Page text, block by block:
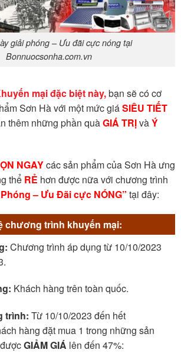
giải phóng – Ưu đãi cực nóng tại
Bonnuocsonha.com.vn
mại đặc biệt này,bạn sẽ có cơ
Sơn Hà với một mức giáSIÊU TIẾT
thêm những phần quàGIÁ TRỊvàÝ
NGAYcác sản phẩm của Sơn Hà ưng
thể RẺ hơn được nữa với chương trình
– Ưu Đãi cực NÓNG” tại đây:
chương trình khuyến mại:
Chương trình áp dụng từ 10/10/2023
Khách hàng trên toàn quốc.
trình: Từ 10/10/2023 đến hết
hàng đặt mua 1 trong những sản
GIẢM GIÁ lên đến 47%: